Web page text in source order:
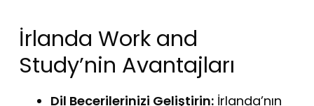
İrlanda Work and
Study’nin Avantajları
Dil Becerilerinizi Geliştirin: İrlanda’nın